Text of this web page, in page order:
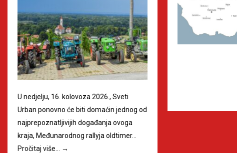
U nedjelju, 16. kolovoza 2026., Sveti
Urban ponovno će biti domaćin jednog od
najprepoznatljivijih događanja ovoga
kraja, Međunarodnog rallyja oldtimer…
Pročitaj više…
→